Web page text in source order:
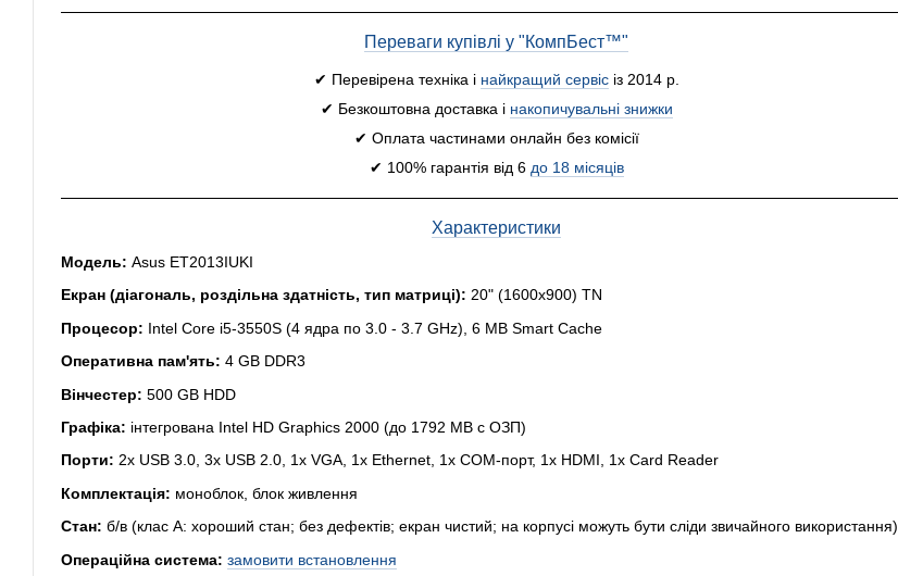
Переваги купівлі у "КомпБест™"
✔ Перевірена техніка і найкращий сервісіз 2014 р.
✔ Безкоштовна доставка і накопичувальні знижки
✔ Оплата частинами онлайн без комісії
✔ 100% гарантія від 6 до 18 місяців
Характеристики
Модель: Asus ET2013IUKI
Екран (діагональ, роздільна здатність, тип матриці): 20" (1600x900) TN
Процесор: Intel Core i5-3550S (4 ядра по 3.0 - 3.7 GHz), 6 MB Smart Cache
Оперативна пам'ять: 4 GB DDR3
Вінчестер: 500 GB HDD
Графіка: інтегрована Intel HD Graphics 2000 (до 1792 MB с ОЗП)
Порти: 2x USB 3.0, 3x USB 2.0, 1x VGA, 1x Ethernet, 1x COM-порт, 1x HDMI, 1x Card Reader
Комплектація: моноблок, блок живлення
Стан: б/в (клас А: хороший стан; без дефектів; екран чистий; на корпусі можуть бути сліди звичайного використання)
Операційна система: замовити встановлення